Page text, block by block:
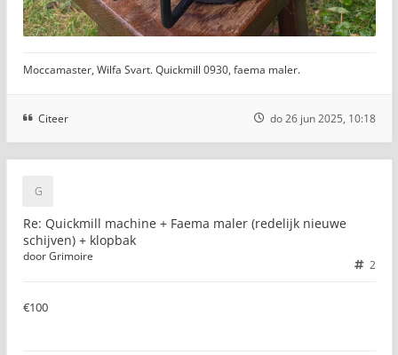
Moccamaster, Wilfa Svart. Quickmill 0930, faema maler.
Citeer do 26 jun 2025, 10:18
Re: Quickmill machine + Faema maler (redelijk nieuwe
schijven) + klopbak
2
doorGrimoire
€100